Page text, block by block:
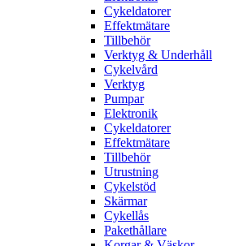
Cykeldatorer
Effektmätare
Tillbehör
Verktyg & Underhåll
Cykelvård
Verktyg
Pumpar
Elektronik
Cykeldatorer
Effektmätare
Tillbehör
Utrustning
Cykelstöd
Skärmar
Cykellås
Pakethållare